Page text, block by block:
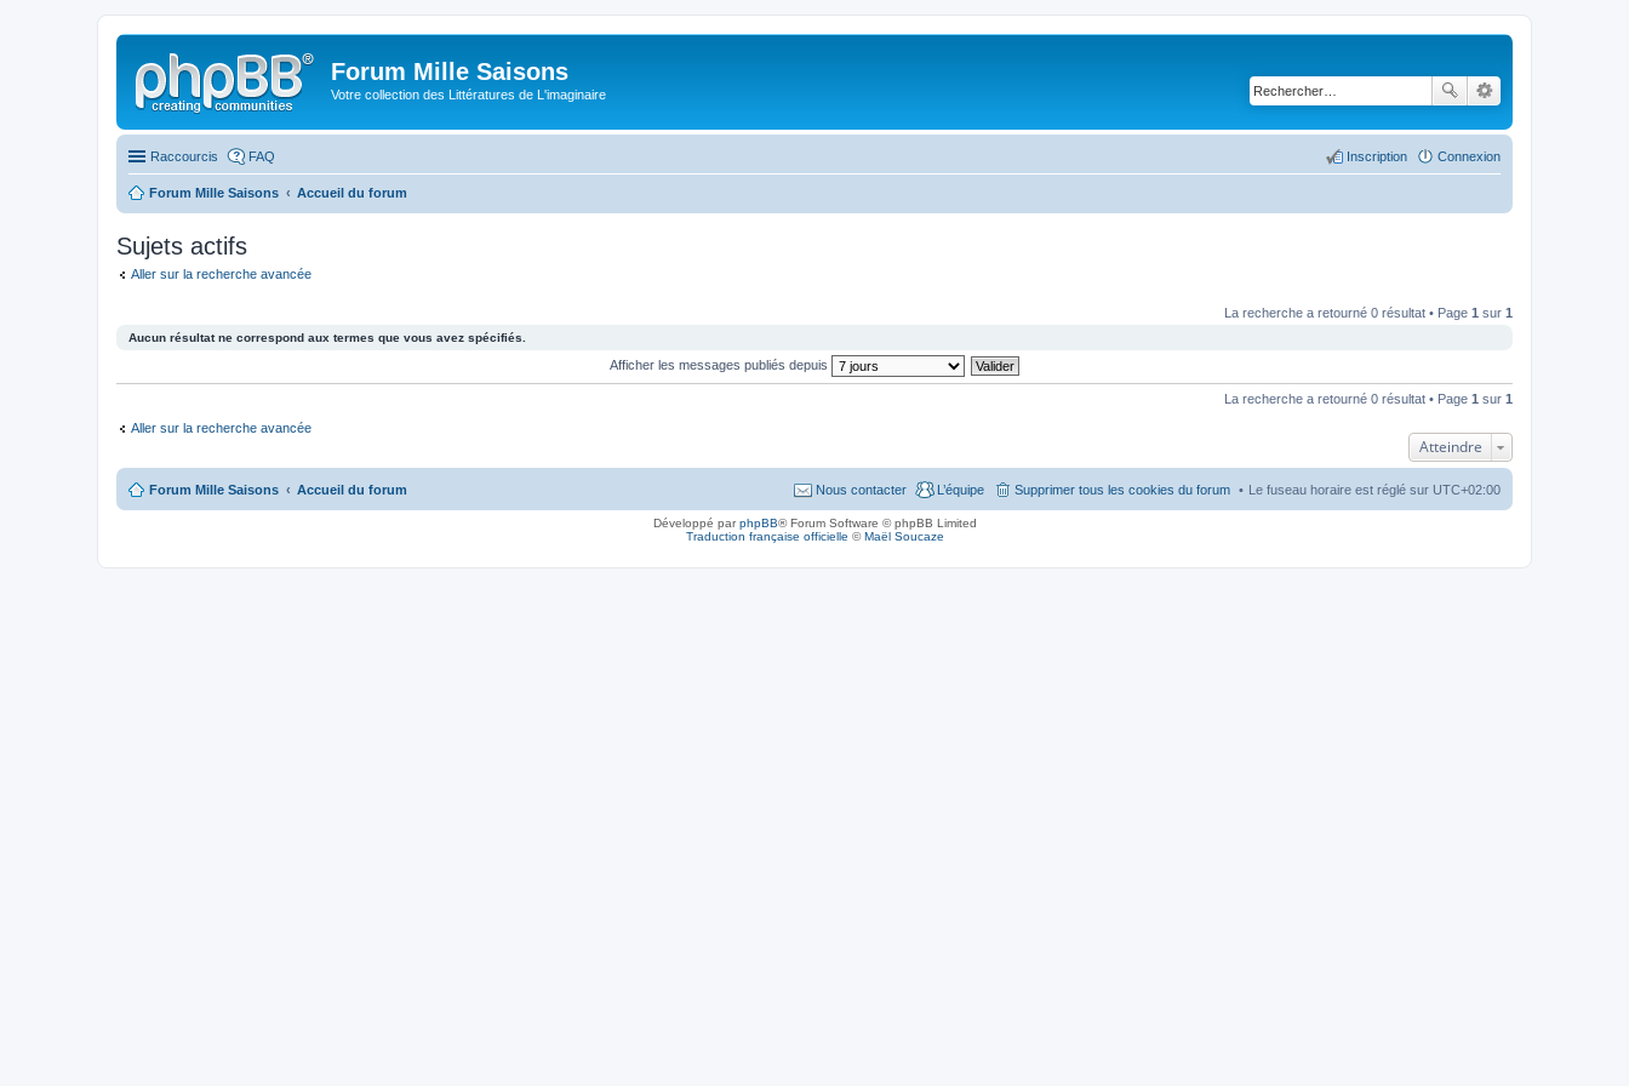
Forum Mille Saisons
Votre collection des Littératures de L'imaginaire
Raccourcis FAQ Connexion
Inscription
Forum Mille Saisons Accueil du forum
Sujets actifs
Aller sur la recherche avancée
La recherche a retourné 0 résultat • Page 1 sur 1
Aucun résultat ne correspond aux termes que vous avez spécifiés.
Afficher les messages publiés depuis
La recherche a retourné 0 résultat • Page 1 sur 1
Aller sur la recherche avancée
Atteindre
Forum Mille Saisons Accueil du forum Le fuseau horaire est réglé sur UTC+02:00
Supprimer tous les cookies du forum
L’équipe
Nous contacter
Développé parphpBB® Forum Software © phpBB Limited
Traduction française officielle ©Maël Soucaze